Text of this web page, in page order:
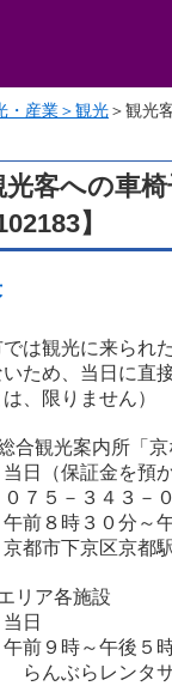
・産業＞観光 ＞ 観光
光客への車
】
は観光に来られ
いため、当日に直
、限りません）
合観光案内所「京
日（保証金を預
７５－３４３－
前８時３０分～
都市下京区京都
リア各施設
日
午前９時～午後５
らんぶらレンタ